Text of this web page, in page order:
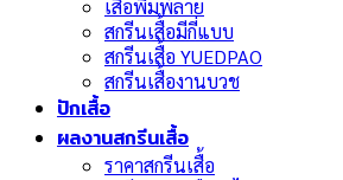
เสื้อพิมพ์ลาย
สกรีนเสื้อมีกี่แบบ
สกรีนเสื้อ YUEDPAO
สกรีนเสื้องานบวช
ปักเสื้อ
ผลงานสกรีนเสื้อ
ราคาสกรีนเสื้อ